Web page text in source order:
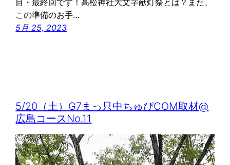
目・最終回です！高松神社大文字献灯祭とは？また、
この準備のお手…
5月 25, 2023
5/20（土）G7まっ只中ちゅぴCOM取材@
広島コースNo.11